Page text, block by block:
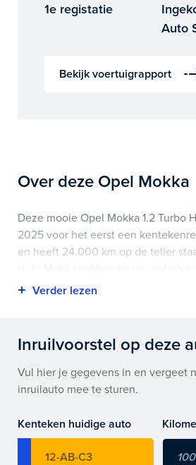
1e registatie
Auto
Bekijk voertuigrapport
Over deze Opel Mokka
Deze mooie Opel Mokka 1.2 Turbo
2025 voor het eerst een
en heeft 24.000 km op de teller
voertuigrapport is op deze pagina
Highlights van deze Opel zijn onder
achteruitrijcamera, apple carplay/
control en nog veel meer.
ook bij ons financieren of leasen.
Maak snel een afspraak in de
Inruilvoorstel op deze
Vul hier je gegevens in en vergeet
inruilauto mee te sturen.
Kenteken huidige auto